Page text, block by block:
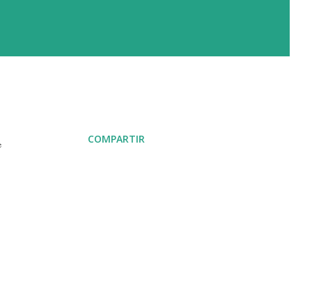
COMPARTIR